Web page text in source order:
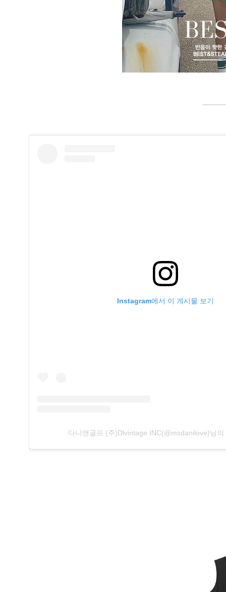
Instagram에서 이 게시물 보기
다니앤골프 (주)Dlvintage INC(@msdanilove)님